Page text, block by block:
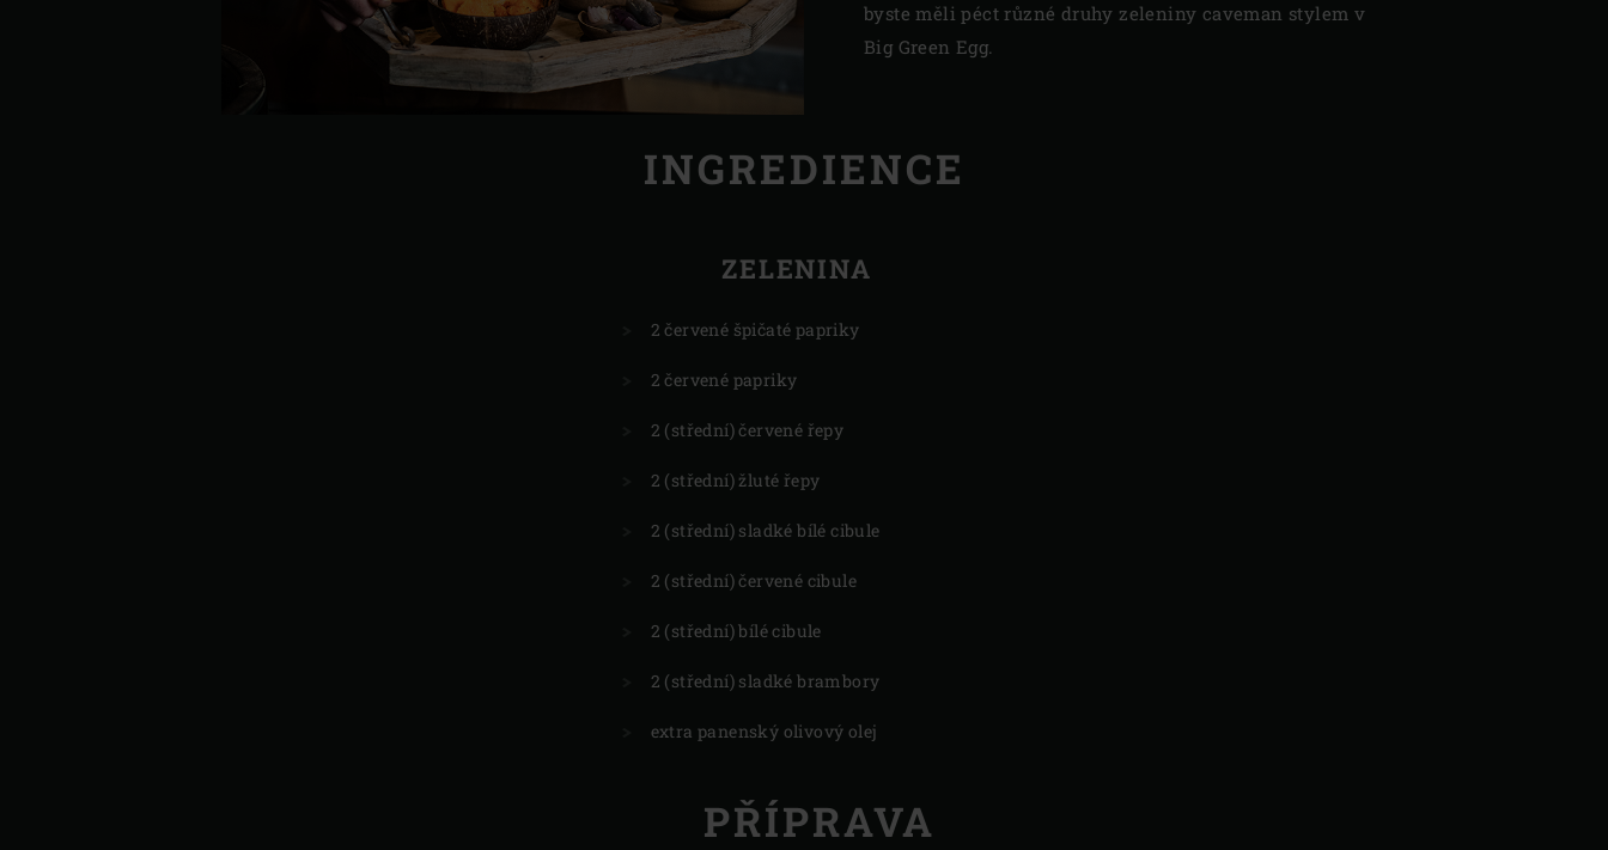
byste měli péct různé druhy zeleniny caveman stylem v
Big Green Egg.
INGREDIENCE
ZELENINA
2 červené špičaté papriky
2 červené papriky
2 (střední) červené řepy
2 (střední) žluté řepy
2 (střední) sladké bílé cibule
2 (střední) červené cibule
2 (střední) bílé cibule
2 (střední) sladké brambory
extra panenský olivový olej
PŘÍPRAVA